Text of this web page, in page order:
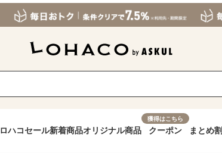
ロハコセール新着商品オリジナル商品
獲得はこちら
クーポン まとめ割